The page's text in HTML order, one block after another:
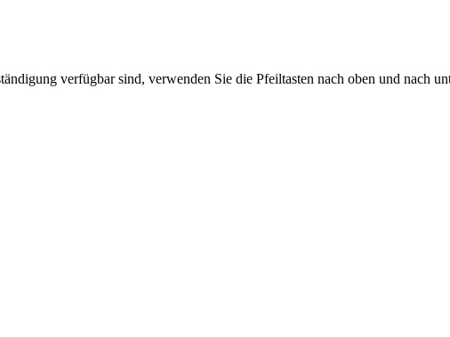
verfügbar sind, verwenden Sie die Pfeiltasten nach oben und nach